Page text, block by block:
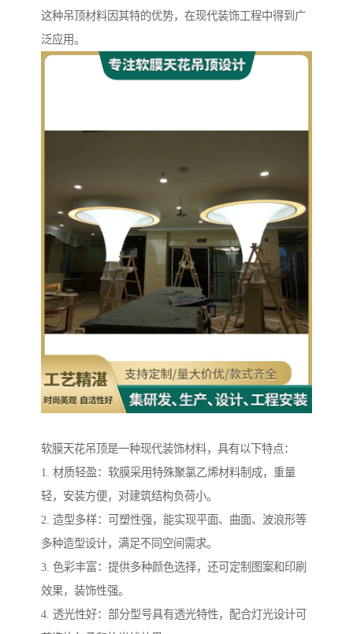
这种吊顶材料因其特的优势，在现代装饰工程中得到广
泛应用。
软膜天花吊顶是一种现代装饰材料，具有以下特点：
1. 材质轻盈：软膜采用特殊聚氯乙烯材料制成，重量
轻，安装方便，对建筑结构负荷小。
2. 造型多样：可塑性强，能实现平面、曲面、波浪形等
多种造型设计，满足不同空间需求。
3. 色彩丰富：提供多种颜色选择，还可定制图案和印刷
效果，装饰性强。
4. 透光性好：部分型号具有透光特性，配合灯光设计可